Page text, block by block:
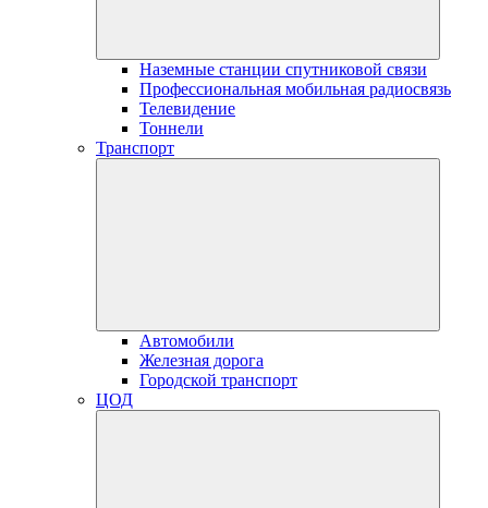
Наземные станции спутниковой связи
Профессиональная мобильная радиосвязь
Телевидение
Тоннели
Транспорт
Автомобили
Железная дорога
Городской транспорт
ЦОД